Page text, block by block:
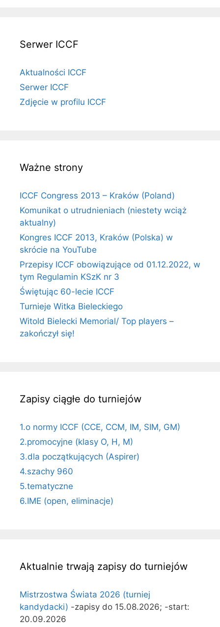
Serwer ICCF
Aktualności ICCF
Serwer ICCF
Zdjęcie w profilu ICCF
Ważne strony
ICCF Congress 2013 – Kraków (Poland)
Komunikat o utrudnieniach (niestety wciąż
aktualny)
Kongres ICCF 2013, Kraków (Polska) w
skrócie na YouTube
Przepisy ICCF obowiązujące od 01.12.2022, w
tym Regulamin KSzK nr 3
Świętując 60-lecie ICCF
Turnieje Witka Bieleckiego
Witold Bielecki Memorial/ Top players –
zakończył się!
Zapisy ciągłe do turniejów
1.o normy ICCF (CCE, CCM, IM, SIM, GM)
2.promocyjne (klasy O, H, M)
3.dla początkujących (Aspirer)
4.szachy 960
5.tematyczne
6.IME (open, eliminacje)
Aktualnie trwają zapisy do turniejów
Mistrzostwa Świata 2026 (turniej
kandydacki) -zapisy do 15.08.2026; -start:
20.09.2026